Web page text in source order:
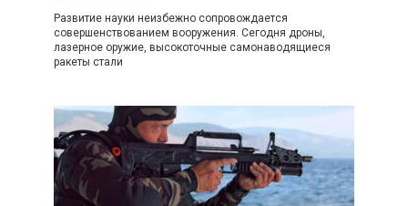
Развитие науки неизбежно сопровождается
совершенствованием вооружения. Сегодня дроны,
лазерное оружие, высокоточные самонаводящиеся
ракеты стали